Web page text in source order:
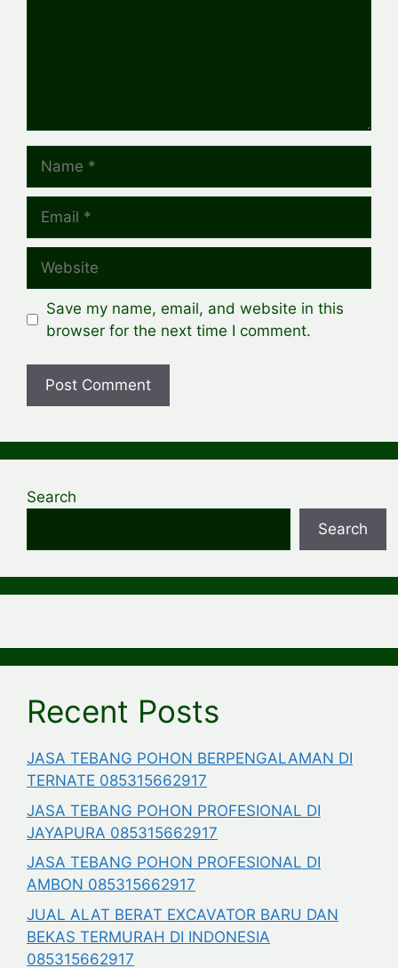
Save my name, email, and website in this
browser for the next time I comment.
Search
Search
Recent Posts
JASA TEBANG POHON BERPENGALAMAN DI
TERNATE 085315662917
JASA TEBANG POHON PROFESIONAL DI
JAYAPURA 085315662917
JASA TEBANG POHON PROFESIONAL DI
AMBON 085315662917
JUAL ALAT BERAT EXCAVATOR BARU DAN
BEKAS TERMURAH DI INDONESIA
085315662917